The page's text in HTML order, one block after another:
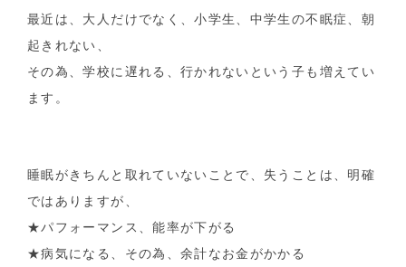
最近は、大人だけでなく、小学生、中学生の不眠症、朝
起きれない、
その為、学校に遅れる、行かれないという子も増えてい
ます。
睡眠がきちんと取れていないことで、失うことは、明確
ではありますが、
★パフォーマンス、能率が下がる
★病気になる、その為、余計なお金がかかる